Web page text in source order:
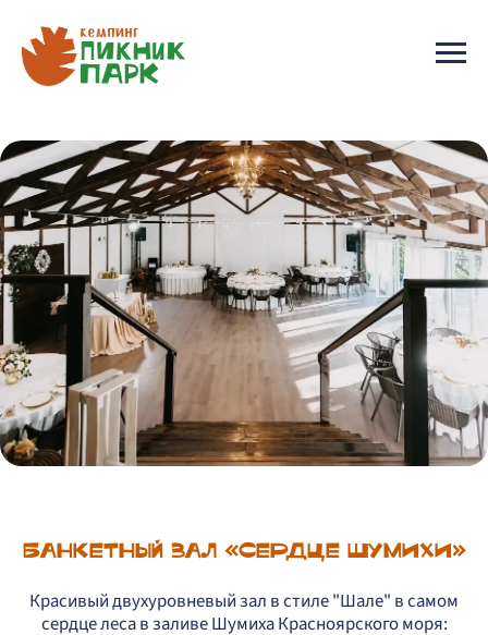
Банкетный зал «Сердце Шумихи»
Красивый двухуровневый зал в стиле "Шале" в самом
сердце леса в заливе Шумиха Красноярского моря: